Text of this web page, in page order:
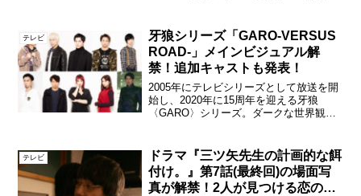
「シュゴッダム」の“自称”王様クワガタオ
ージャー・ギラ役...
テレビ
牙狼シリーズ「GARO-VERSUS
ROAD-」メインビジュアル解
禁！追加キャストも発表！
2005年にテレビシリーズとして放送を開
始し、2020年に15周年を迎える牙狼
〈GARO〉シリーズ。ダークな世界観、
ドラマとして、数々の作品を作り続けフ
ァンを熱狂させ...
テレビ
ドラマ『三ツ矢先生の計画的な餌
付け。』第7話(最終回)の場面写
真が解禁！2人が見つける恋の答